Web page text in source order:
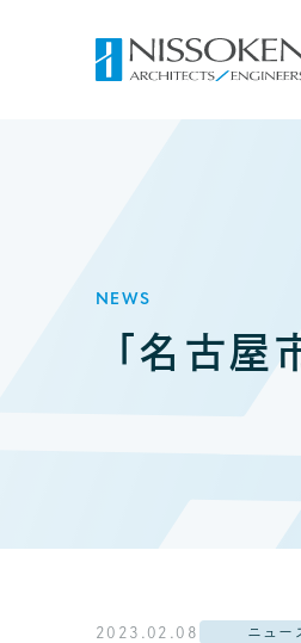
NEWS
「名古屋
2023.02.08 ニュー